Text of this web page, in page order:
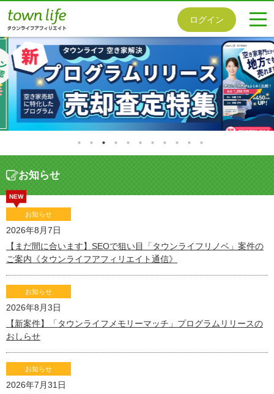
ログイン
お知らせ
NEW
お知らせ
2026年8月7日
【まだ間に合います】SEOで狙い目「タウンライフリノベ」案件の
ご案内《タウンライフアフィリエイト通信》
お知らせ
2026年8月3日
【新案件】「タウンライフメモリーマッチ」プログラムリリースの
おしらせ
お知らせ
2026年7月31日